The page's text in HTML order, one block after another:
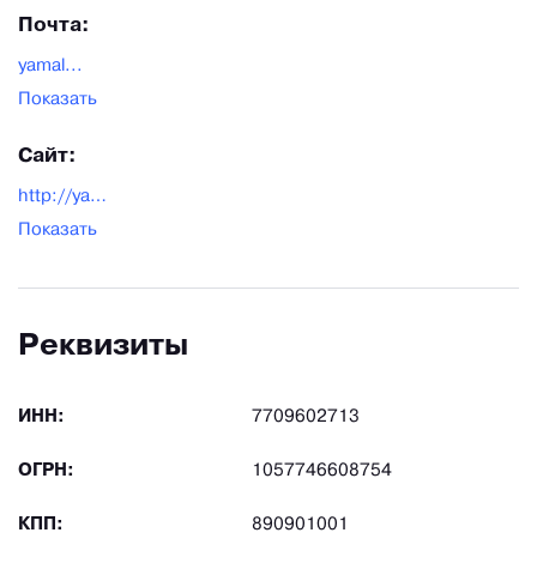
Почта:
yamal...
Показать
Сайт:
http://yamallng.ru/
Показать
Реквизиты
ИНН: 7709602713
ОГРН: 1057746608754
КПП: 890901001